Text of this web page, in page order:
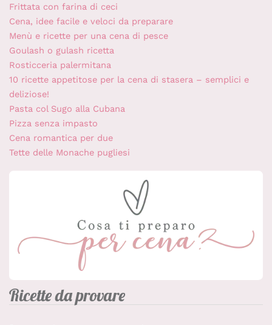
Frittata con farina di ceci
Cena, idee facile e veloci da preparare
Menù e ricette per una cena di pesce
Goulash o gulash ricetta
Rosticceria palermitana
10 ricette appetitose per la cena di stasera – semplici e
deliziose!
Pasta col Sugo alla Cubana
Pizza senza impasto
Cena romantica per due
Tette delle Monache pugliesi
Ricette da provare